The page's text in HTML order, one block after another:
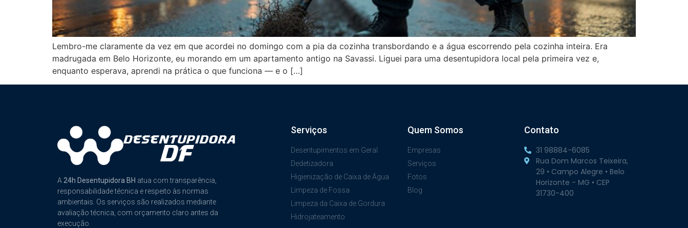
Lembro-me claramente da vez em que acordei no domingo com a pia da cozinha transbordando e a água escorrendo pela cozinha inteira. Era
madrugada em Belo Horizonte, eu morando em um apartamento antigo na Savassi. Liguei para uma desentupidora local pela primeira vez e,
enquanto esperava, aprendi na prática o que funciona — e o […]
A 24h Desentupidora BH atua com transparência,
responsabilidade técnica e respeito às normas
ambientais. Os serviços são realizados mediante
avaliação técnica, com orçamento claro antes da
execução.
Serviços
Desentupimentos em Geral
Dedetizadora
Higienização de Caixa de Água
Limpeza de Fossa
Limpeza da Caixa de Gordura
Hidrojateamento
Quem Somos
Empresas
Serviços
Fotos
Blog
Contato
31 98884-6085
Rua Dom Marcos Teixeira,
29 • Campo Alegre • Belo
Horizonte - MG • CEP
31730-400